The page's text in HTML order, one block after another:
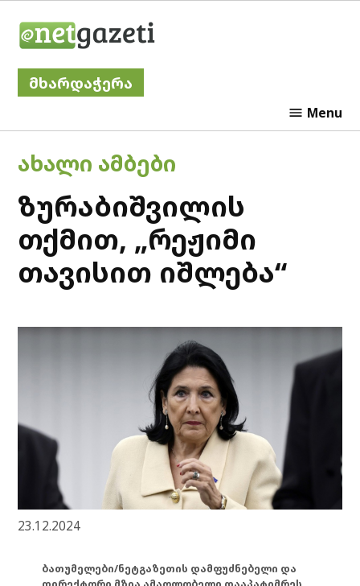
მხარდაჭერა
Menu
POSTED
IN
ᲐᲮᲐᲚᲘ ᲐᲛᲑᲔᲑᲘ
ზურაბიშვილის
თქმით, „რეჟიმი
თავისით იშლება“
23.12.2024
ბათუმელები/ნეტგაზეთის დამფუძნებელი და